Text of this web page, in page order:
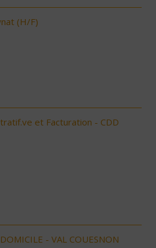
(H/F)
et Facturation - CDD
- VAL COUESNON